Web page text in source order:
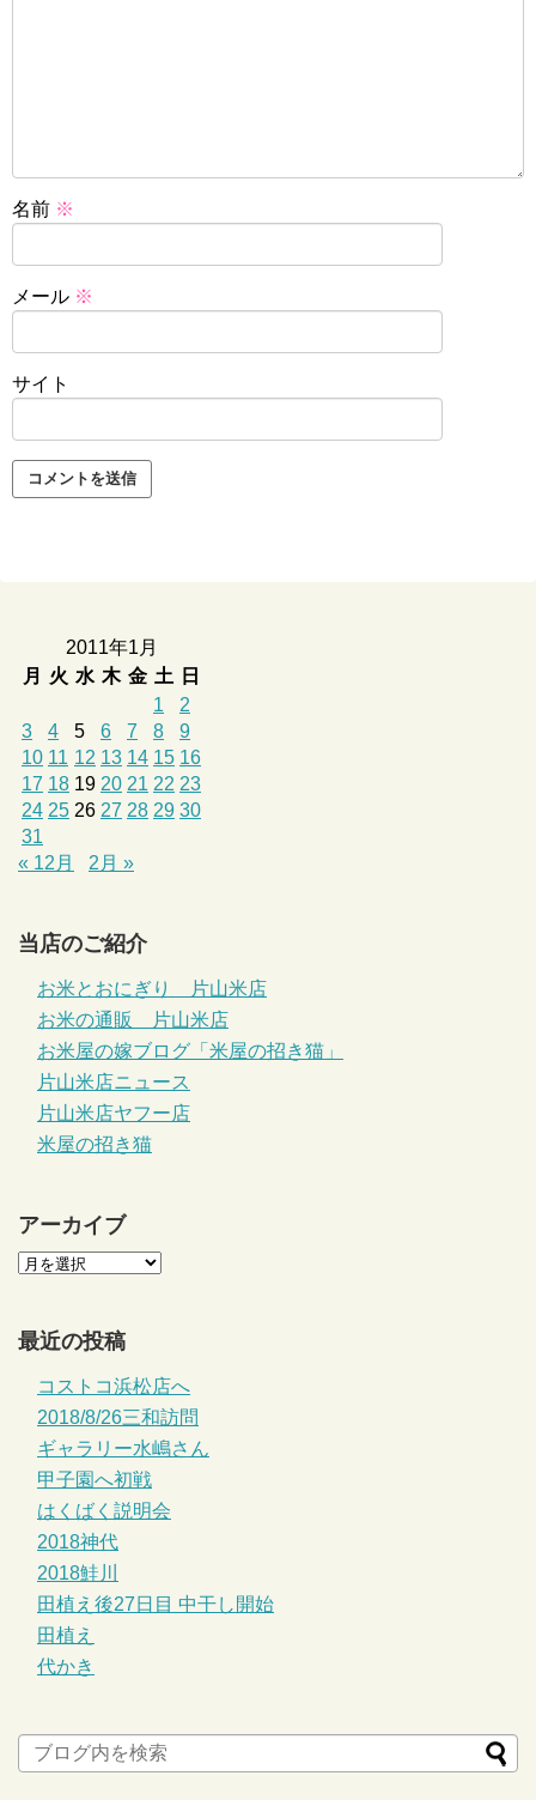
名前 ※
メール ※
サイト
2011年1月
月
火 水 木 金 土
日
1
2
3
4 5 6 7 8
9
10 11 12 13 14 15 16
17 18 19 20 21 22 23
24 25 26 27 28 29 30
31
« 12月
2月 »
当店のご紹介
お米とおにぎり 片山米店
お米の通販 片山米店
お米屋の嫁ブログ「米屋の招き猫」
片山米店ニュース
片山米店ヤフー店
米屋の招き猫
アーカイブ
最近の投稿
コストコ浜松店へ
2018/8/26三和訪問
ギャラリー水嶋さん
甲子園へ初戦
はくばく説明会
2018神代
2018鮭川
田植え後27日目 中干し開始
田植え
代かき